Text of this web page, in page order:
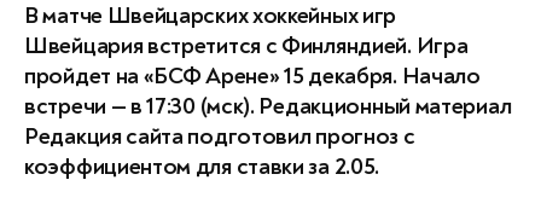
В матче Швейцарских хоккейных игр
Швейцария встретится с Финляндией. Игра
пройдет на «БСФ Арене» 15 декабря. Начало
встречи — в 17:30 (мск). Редакционный материал
Редакция сайта подготовил прогноз с
коэффициентом для ставки за 2.05.